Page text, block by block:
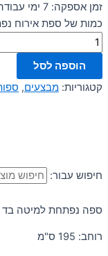
זמן אספקה: 7 ימי עבודה
כמות של ספת אירוח
הוספה לסל
קטגוריות: מבצעים,
חיפוש עבור:
ספה נפתחת למיטה בד
רוחב: 195 ס"מ